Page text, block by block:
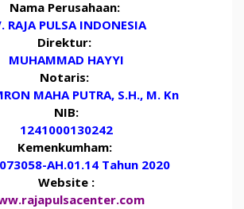
Nama Perusahaan:
RAJA PULSA INDONESIA
Direktur:
MUHAMMAD HAYYI
Notaris:
MAHA PUTRA, S.H., M. Kn
NIB:
1241000130242
Kemenkumham:
AH.01.14 Tahun 2020
Website :